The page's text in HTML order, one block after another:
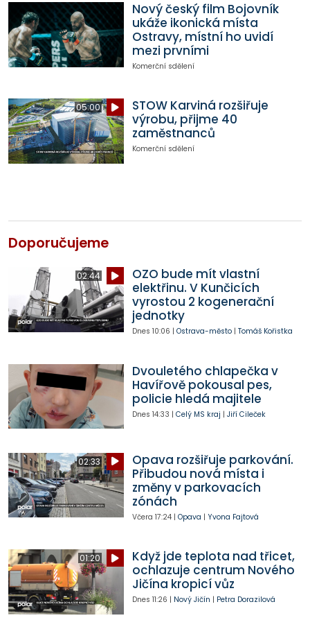
Nový český film Bojovník
ukáže ikonická místa
Ostravy, místní ho uvidí
mezi prvními
Komerční sdělení
05:00
STOW Karviná rozšiřuje
výrobu, přijme 40
zaměstnanců
Komerční sdělení
Doporučujeme
02:44
OZO bude mít vlastní
elektřinu. V Kunčicích
vyrostou 2 kogenerační
jednotky
Dnes 10:06 | Ostrava-město| Tomáš Kořistka
Dvouletého chlapečka v
Havířově pokousal pes,
policie hledá majitele
Dnes 14:33 | Celý MS kraj | Jiří Cileček
02:33
Opava rozšiřuje parkování.
Přibudou nová místa i
změny v parkovacích
zónách
Včera 17:24| Opava | Yvona Fajtová
01:20
Když jde teplota nad třicet,
ochlazuje centrum Nového
Jičína kropicí vůz
Dnes 11:26 | Nový Jičín | Petra Dorazilová